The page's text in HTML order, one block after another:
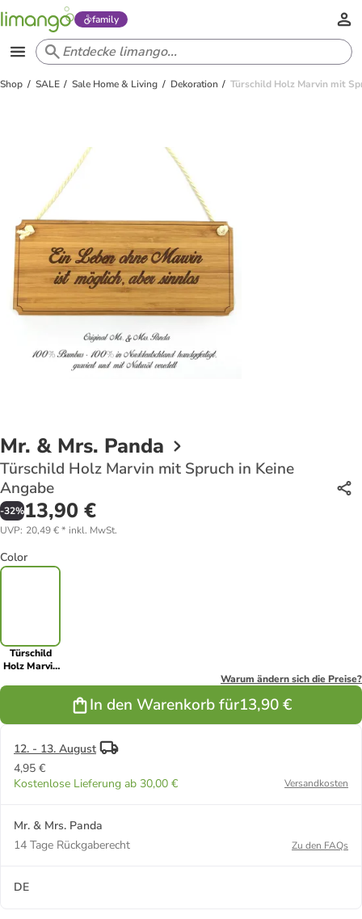
family
Shop SALE Sale Home & Living Dekoration Türschild Holz Marvin mit
Mr. & Mrs. Panda
Türschild Holz Marvin mit Spruch in Keine
Angabe
-32%13,90 €
UVP: 20,49 €* inkl. MwSt.
Color
Türschild
Holz Marvin
Warum ändern sich die Preise?
In den Warenkorb für13,90 €
12. - 13. August
4,95 €
Kostenlose Lieferung ab 30,00 €
Versandkosten
Mr. & Mrs. Panda
14 Tage Rückgaberecht
Zu den FAQs
DE